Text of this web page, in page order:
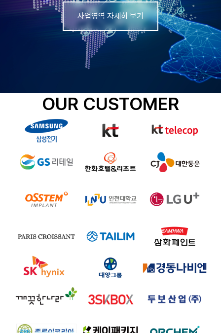
사업영역 자세히 보기
OUR CUSTOMER